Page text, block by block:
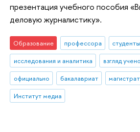
презентация учебного пособия
деловую журналистику».
Образование профессора
студенты
исследования и аналитика
взгляд
официально
бакалавриат
Институт медиа